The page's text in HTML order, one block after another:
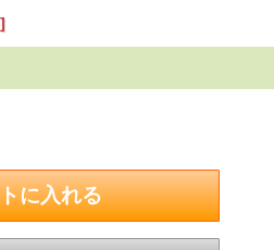
ています。
とで辛さが一層引き立ち、爽快
っきりとした飲みこたえをお楽
口原酒の旨味が引き立ち、まろ
ができます。
酒 超辛口」、辛口党の皆様へ。
魚料理との組み合わせがオスス